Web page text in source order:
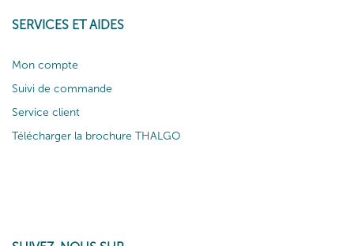
SERVICES ET AIDES
Mon compte
Suivi de commande
Service client
Télécharger la brochure THALGO